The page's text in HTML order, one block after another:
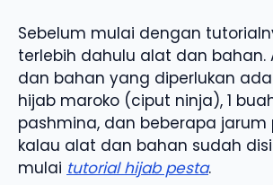
Sebelum mulai dengan
terlebih dahulu alat dan bahan.
dan bahan yang diperlukan
hijab maroko (ciput ninja), 1
pashmina, dan beberapa jarum
kalau alat dan bahan sudah
mulai tutorial hijab pesta.